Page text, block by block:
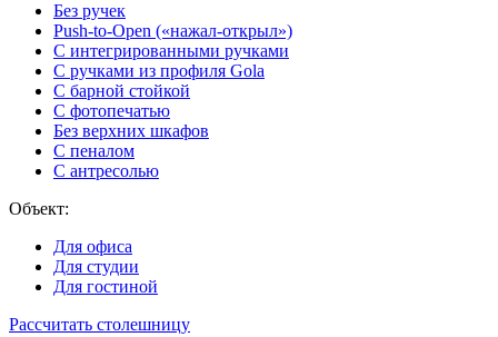
Без ручек
Push-to-Open («нажал-открыл»)
С интегрированными ручками
С ручками из профиля Gola
С барной стойкой
С фотопечатью
Без верхних шкафов
С пеналом
С антресолью
Объект:
Для офиса
Для студии
Для гостиной
Рассчитать столешницу